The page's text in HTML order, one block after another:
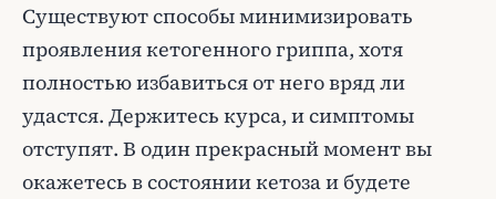
Существуют способы минимизировать
проявления кетогенного гриппа, хотя
полностью избавиться от него вряд ли
удастся. Держитесь курса, и симптомы
отступят. В один прекрасный момент вы
окажетесь в состоянии кетоза и будете